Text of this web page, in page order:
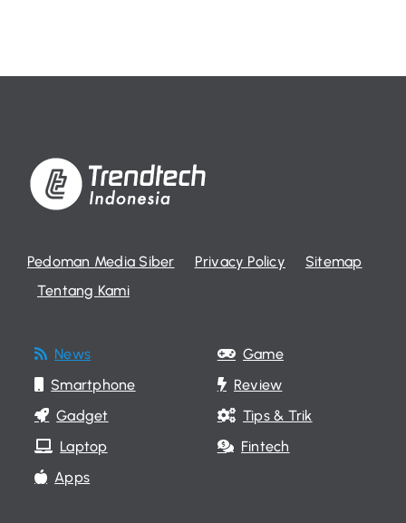
Pedoman Media Siber Privacy Policy
Sitemap
Tentang Kami
News
Smartphone
Gadget
Laptop
Apps
Game
Review
Tips & Trik
Fintech